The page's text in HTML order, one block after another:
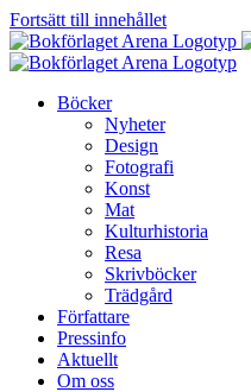
Fortsätt till innehållet
Böcker
Nyheter
Design
Fotografi
Konst
Mat
Kulturhistoria
Resa
Skrivböcker
Trädgård
Författare
Pressinfo
Aktuellt
Om oss